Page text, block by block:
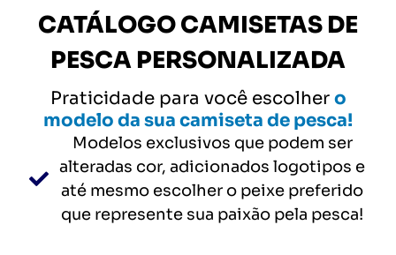
CATÁLOGOCAMISETAS DE
PESCA PERSONALIZADA
Praticidade para você escolher o
modelo da sua camiseta de pesca!
Modelos exclusivos que podem ser
alteradas cor, adicionados logotipos e
até mesmo escolher o peixe preferido
que represente sua paixão pela pesca!